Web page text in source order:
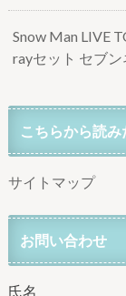
Snow Man LIVE
rayセット セブン
こちらから読
サイトマップ
お問い合わせ
氏名